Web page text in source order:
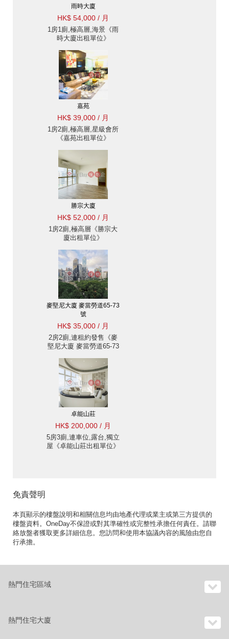
雨時大廈
HK$ 54,000 / 月
1房1廁,極高層,海景《雨
時大廈出租單位》
嘉苑
HK$ 39,000 / 月
1房2廁,極高層,星級會所
《嘉苑出租單位》
勝宗大廈
HK$ 52,000 / 月
1房2廁,極高層《勝宗大
廈出租單位》
麥堅尼大廈 麥當勞道65-73
號
HK$ 35,000 / 月
2房2廁,連租約發售《麥
堅尼大廈 麥當勞道65-73
卓能山莊
HK$ 200,000 / 月
5房3廁,連車位,露台,獨立
屋《卓能山莊出租單位》
免責聲明
本頁顯示的樓盤說明和相關信息均由地產代理或業主或第三方提供的
樓盤資料。OneDay不保證或對其準確性或完整性承擔任何責任。請聯
絡放盤者獲取更多詳細信息。您訪問和使用本協議內容的風險由您自
行承擔。
熱門住宅區域
熱門住宅大廈